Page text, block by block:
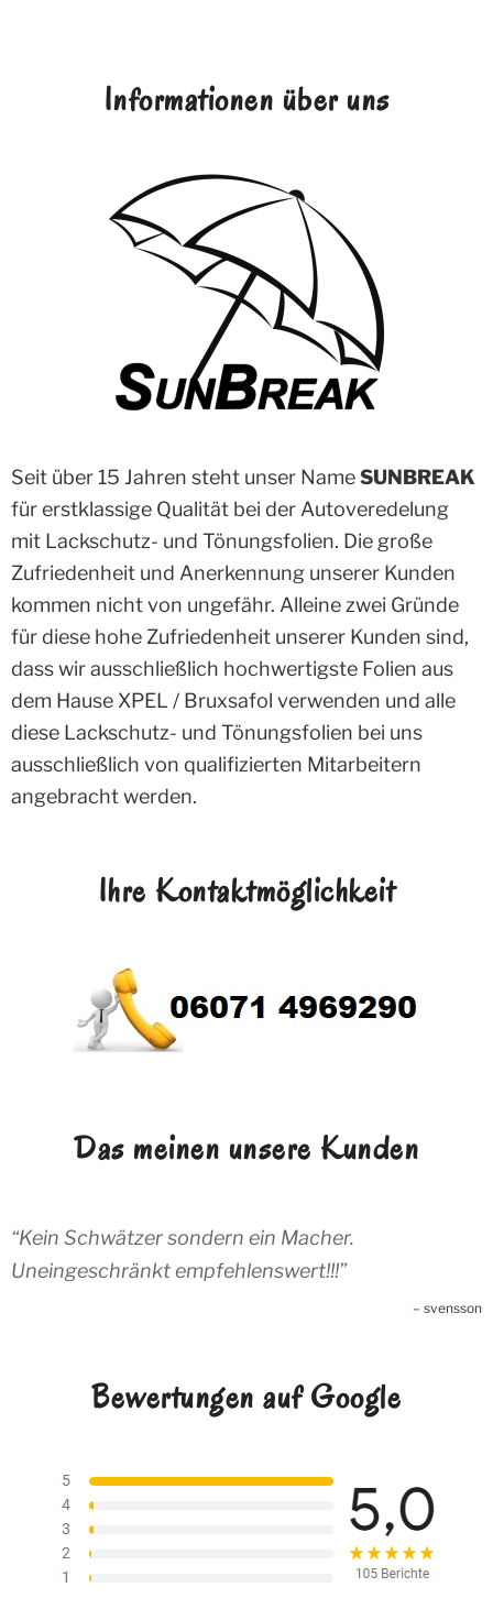
Informationen über uns
Seit über 15 Jahren steht unser NameSUNBREAK
für erstklassige Qualität bei der Autoveredelung
mit Lackschutz- und Tönungsfolien. Die große
Zufriedenheit und Anerkennung unserer Kunden
kommen nicht von ungefähr. Alleine zwei Gründe
für diese hohe Zufriedenheit unserer Kunden sind,
dass wir ausschließlich hochwertigste Folien aus
dem Hause XPEL / Bruxsafol verwenden und alle
diese Lackschutz- und Tönungsfolien bei uns
ausschließlich von qualifizierten Mitarbeitern
angebracht werden.
Ihre Kontaktmöglichkeit
Das meinen unsere Kunden
Kein Schwätzer sondern ein Macher.
Uneingeschränkt empfehlenswert!!!
svensson
Bewertungen auf Google